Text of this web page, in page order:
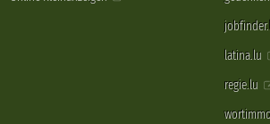
latina.lu
regie.lu